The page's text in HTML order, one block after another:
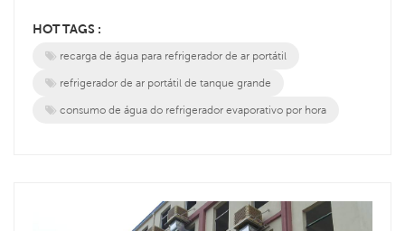
(eficiência de 85%), ao contrário dos condicionadores de
ar baseados em refrigerante. Sem água, ele funciona
apenas como um ventilador. P: Quanto tempo dura um
HOT TAGS :
recarga de água para refrigerador de ar portátil
refrigerador de ar portátil de tanque grande
consumo de água do refrigerador evaporativo por hora